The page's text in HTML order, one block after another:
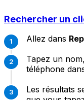
Rechercher un
Allez dans
Tapez un
téléphone
Les résultats